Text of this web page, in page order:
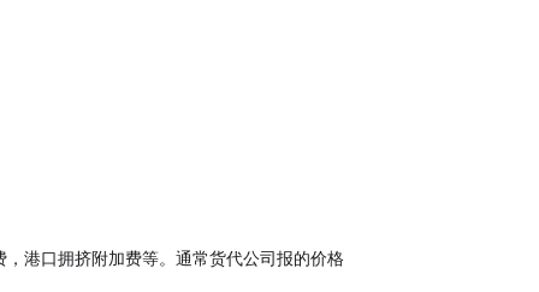
港口拥挤附加费等。通常货代公司报的价格